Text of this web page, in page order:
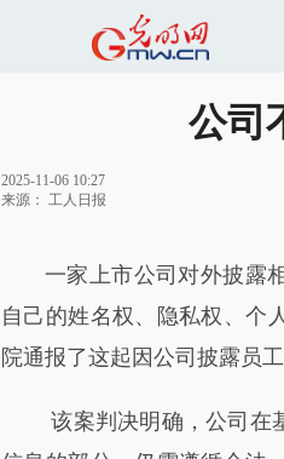
公司
2025-11-06 10:27
来源： 工人日报
一家上市公司对外披露
自己的姓名权、隐私权、个
院通报了这起因公司披露员
该案判决明确，公司在